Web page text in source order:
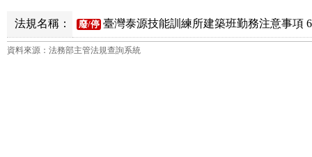
法規名稱： 廢/停 臺灣泰源技能訓練所建築班勤務注意事項 6
資料來源：法務部主管法規查詢系統